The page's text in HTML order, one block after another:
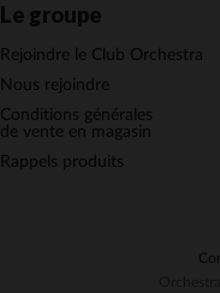
Le groupe
Rejoindre le Club Orchestra
Nous rejoindre
Conditions générales
de vente en magasin
Rappels produits